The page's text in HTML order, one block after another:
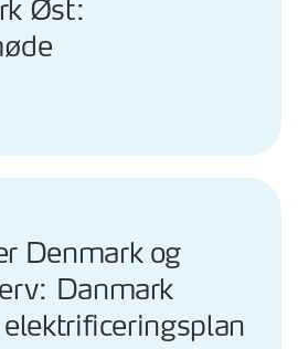
Øst:
Denmark og
Danmark